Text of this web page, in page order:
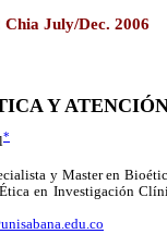
July/Dec. 2006
Y
*
y Master en
en Investigación